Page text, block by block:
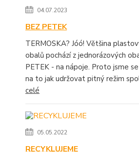
04.07.2023
BEZ PETEK
TERMOSKA? Jóó! Většina
obalů pochází z jednorázových
PETEK - na nápoje. Proto jsme
na to jak udržovat pitný režim
celé
05.05.2022
RECYKLUJEME